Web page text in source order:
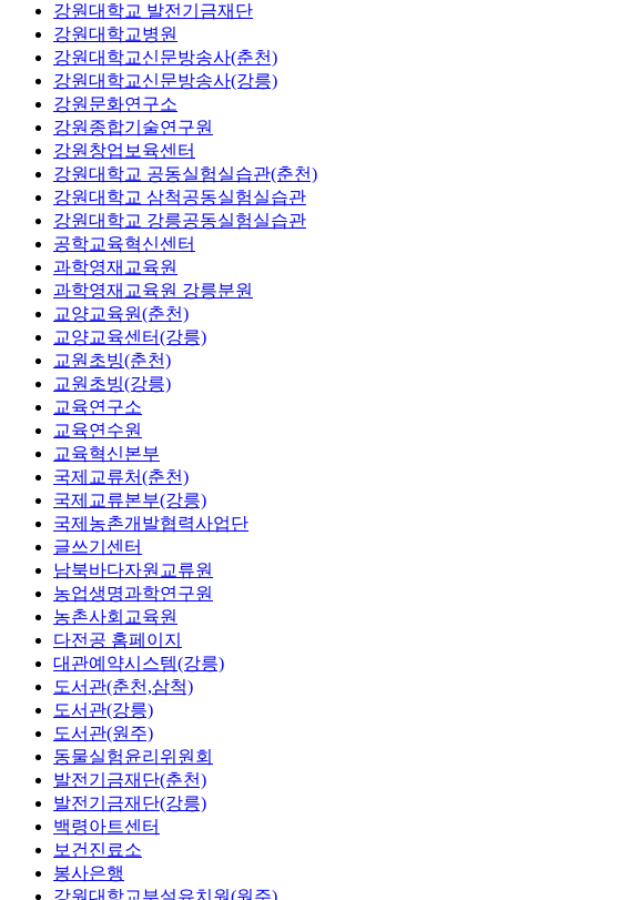
강원대학교 발전기금재단
강원대학교병원
강원대학교신문방송사(춘천)
강원대학교신문방송사(강릉)
강원문화연구소
강원종합기술연구원
강원창업보육센터
강원대학교 공동실험실습관(춘천)
강원대학교 삼척공동실험실습관
강원대학교 강릉공동실험실습관
공학교육혁신센터
과학영재교육원
과학영재교육원 강릉분원
교양교육원(춘천)
교양교육센터(강릉)
교원초빙(춘천)
교원초빙(강릉)
교육연구소
교육연수원
교육혁신본부
국제교류처(춘천)
국제교류본부(강릉)
국제농촌개발협력사업단
글쓰기센터
남북바다자원교류원
농업생명과학연구원
농촌사회교육원
다전공 홈페이지
대관예약시스템(강릉)
도서관(춘천,삼척)
도서관(강릉)
도서관(원주)
동물실험윤리위원회
발전기금재단(춘천)
발전기금재단(강릉)
백령아트센터
보건진료소
봉사은행